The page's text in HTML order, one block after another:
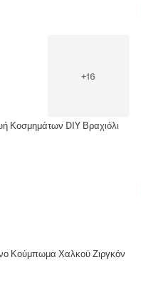
+16
Κοσμημάτων DIY Βραχιόλι
Κούμπωμα Χαλκού Ζιργκόν